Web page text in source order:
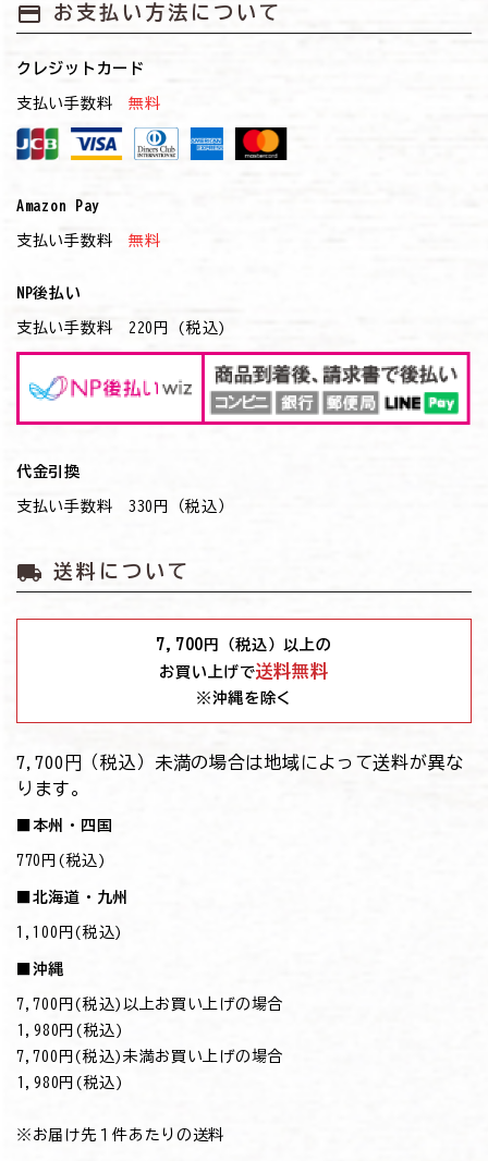
payment お支払い方法について
クレジットカード
支払い手数料 無料
Amazon Pay
支払い手数料 無料
NP後払い
支払い手数料 220円 (税込)
代金引換
支払い手数料 330円（税込）
local_shipping 送料について
7,700 円（税込）以上の
お買い上げで送料無料
※沖縄を除く
7,700円（税込）未満の場合は地域によって送料が異な
ります。
■本州・四国
770円(税込)
■北海道・九州
1,100円(税込)
■沖縄
7,700円(税込)以上お買い上げの場合
→1,980円(税込)
7,700円(税込)未満お買い上げの場合
→1,980円(税込)
※お届け先１件あたりの送料